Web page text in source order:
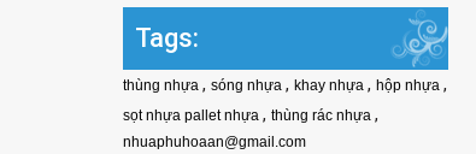
Tags:
thùng nhựa , sóng nhựa , khay nhựa , hộp nhựa ,
sọt nhựa pallet nhựa , thùng rác nhựa ,
nhuaphuhoaan@gmail.com